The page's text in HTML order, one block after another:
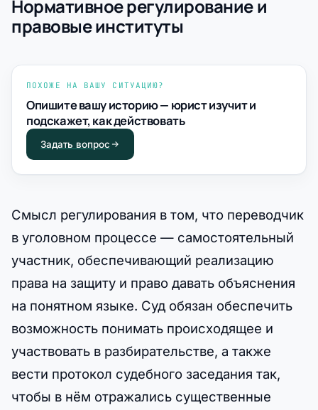
Нормативное регулирование и
правовые институты
ПОХОЖЕ НА ВАШУ СИТУАЦИЮ?
Опишите вашу историю — юрист изучит и
подскажет, как действовать
Задать вопрос
Смысл регулирования в том, что переводчик
в уголовном процессе — самостоятельный
участник, обеспечивающий реализацию
права на защиту и право давать объяснения
на понятном языке. Суд обязан обеспечить
возможность понимать происходящее и
участвовать в разбирательстве, а также
вести протокол судебного заседания так,
чтобы в нём отражались существенные